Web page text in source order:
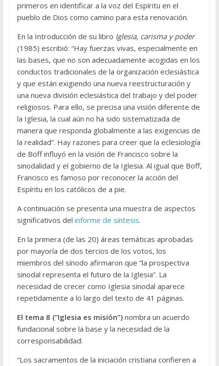
primeros en identificar a la voz del Espíritu en el
pueblo de Dios como camino para esta renovación.
En la Introducción de su libro Iglesia, carisma y poder
(1985) escribió: “Hay fuerzas vivas, especialmente en
las bases, que no son adecuadamente acogidas en los
conductos tradicionales de la organización eclesiástica
y que están exigiendo una nueva reestructuración y
una nueva división eclesiástica del trabajo y del poder
religiosos. Para ello, se precisa una visión diferente de
la Iglesia, la cual aún no ha sido sistematizada de
manera que responda globalmente a las exigencias de
la realidad”. Hay razones para creer que la eclesiología
de Boff influyó en la visión de Francisco sobre la
sinodalidad y el gobierno de la Iglesia. Al igual que Boff,
Francisco es famoso por reconocer la acción del
Espíritu en los católicos de a pie.
A continuación se presenta una muestra de aspectos
significativos del informe de síntesis.
En la primera (de las 20) áreas temáticas aprobadas
por mayoría de dos tercios de los votos, los
miembros del sínodo afirmaron que “la prospectiva
sinodal representa el futuro de la Iglesia”. La
necesidad de crecer como Iglesia sinodal aparece
repetidamente a lo largo del texto de 41 páginas.
El tema 8 (“Iglesia es misión”)nombra un acuerdo
fundacional sobre la base y la necesidad de la
corresponsabilidad:
“Los sacramentos de la iniciación cristiana confieren a